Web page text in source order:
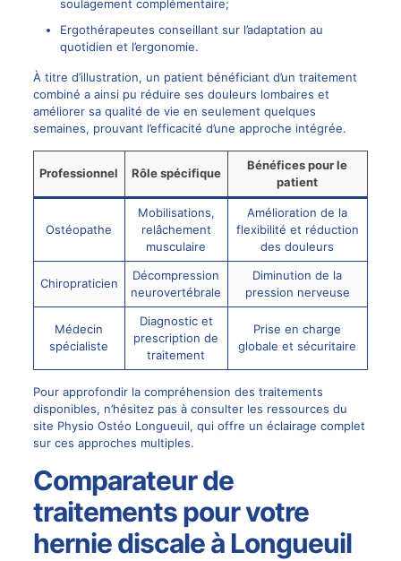
soulagement complémentaire;
Ergothérapeutes conseillant sur l’adaptation au
quotidien et l’ergonomie.
À titre d’illustration, un patient bénéficiant d’un traitement
combiné a ainsi pu réduire ses douleurs lombaires et
améliorer sa qualité de vie en seulement quelques
semaines, prouvant l’efficacité d’une approche intégrée.
Professionnel Rôle spécifique
Bénéfices pour le
patient
Ostéopathe
Mobilisations,
relâchement
musculaire
Amélioration de la
flexibilité et réduction
des douleurs
Chiropraticien
Décompression
neurovertébrale
Diminution de la
pression nerveuse
Médecin
spécialiste
Diagnostic et
prescription de
traitement
Prise en charge
globale et sécuritaire
Pour approfondir la compréhension des traitements
disponibles, n’hésitez pas à consulter les ressources du
site Physio Ostéo Longueuil, qui offre un éclairage complet
sur ces approches multiples.
Comparateur de
traitements pour votre
hernie discale à Longueuil